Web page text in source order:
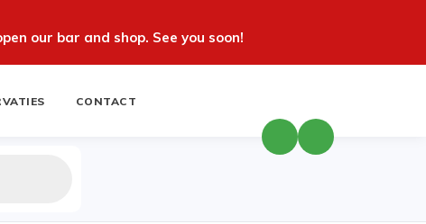
our bar and shop. See you soon!
CONTACT